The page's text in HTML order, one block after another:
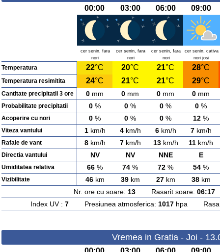
00:00 03:00 06:00 09:00
cer senin, fara
nori
cer senin, fara
nori
cer senin, fara
nori
cer senin, cativa
nori josi
Temperatura 22°C 20°C 21°C 28°C
Temperatura resimitita 24°C 21°C 21°C 29°C
Cantitate precipitatii 3 ore 0 mm 0 mm 0 mm 0 mm
Probabilitate precipitatii 0 % 0 % 0 % 0 %
Acoperire cu nori 0 % 0 % 0 % 12 %
Viteza vantului 1km/h 4km/h 6km/h 7km/h
Rafale de vant 8km/h 7km/h 13km/h 11 km/h
Directia vantului NV NV NNE E
Umiditatea relativa 66 % 74 % 72 % 54 %
Vizibilitate 46km 39km 27km 38km
Nr. ore cu soare: 13Rasarit soare: 06:17
Index UV : 7Presiunea atmosferica: 1017hpa
Vremea in Gratia - Joi -